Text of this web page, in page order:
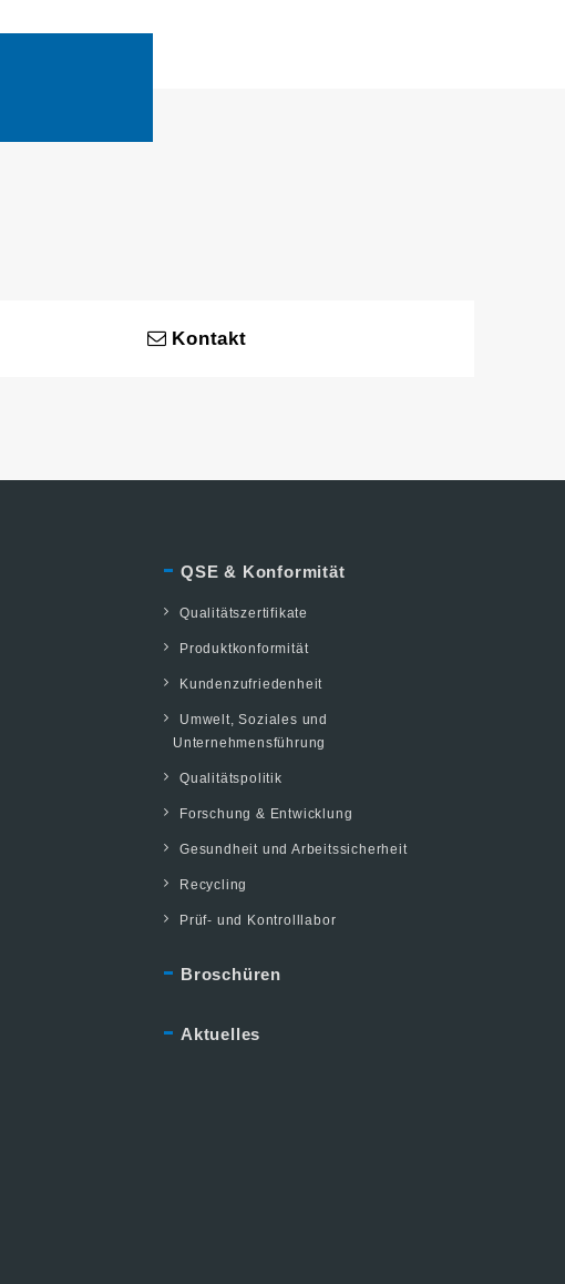
Kontakt
QSE & Konformität
Qualitätszertifikate
Produktkonformität
Kundenzufriedenheit
Umwelt, Soziales und
Unternehmensführung
Qualitätspolitik
Forschung & Entwicklung
Gesundheit und Arbeitssicherheit
Recycling
Prüf- und Kontrolllabor
Broschüren
Aktuelles